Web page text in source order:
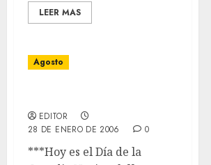
LEER MAS
Agosto
EDITOR
28 DE ENERO DE 2006
0
***Hoy es el Día de la